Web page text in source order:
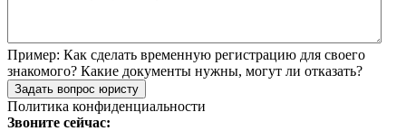
Пример: Как сделать временную регистрацию для своего
знакомого? Какие документы нужны, могут ли отказать?
Задать вопрос юристу
Политика конфиденциальности
Звоните сейчас: